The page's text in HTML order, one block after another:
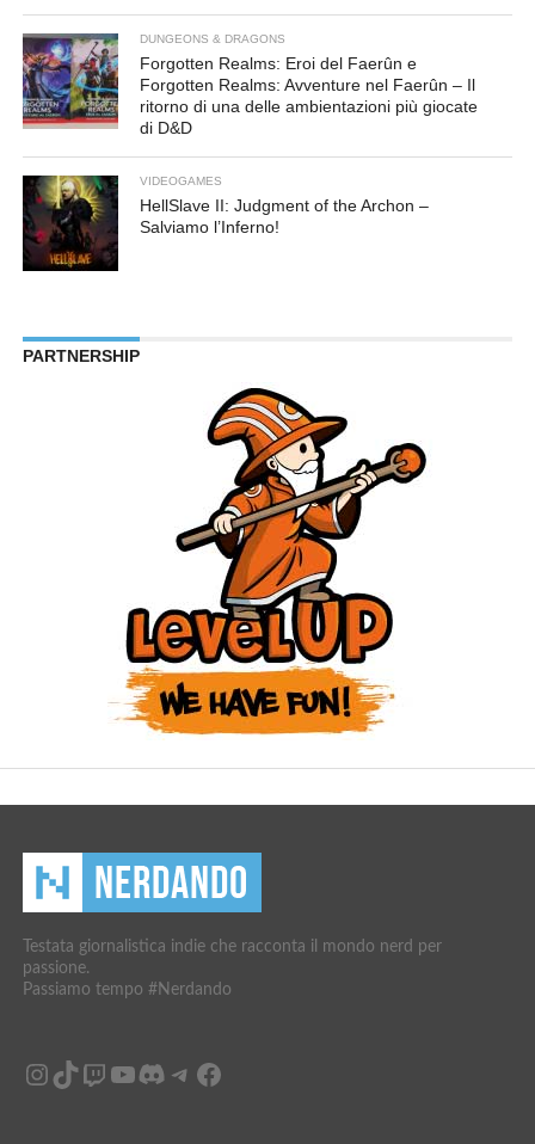
DUNGEONS & DRAGONS
Forgotten Realms: Eroi del Faerûn e
Forgotten Realms: Avventure nel Faerûn – Il
ritorno di una delle ambientazioni più giocate
di D&D
VIDEOGAMES
HellSlave II: Judgment of the Archon –
Salviamo l’Inferno!
PARTNERSHIP
Testata giornalistica indie che racconta il mondo nerd per
passione.
Passiamo tempo #Nerdando
Instagram
TikTok
Twitch
YouTube
Discord
Telegram
Facebook